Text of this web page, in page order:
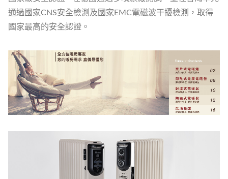
通過國家CNS安全檢測及國家EMC電磁波干擾檢測，取得
國家最高的安全認證。